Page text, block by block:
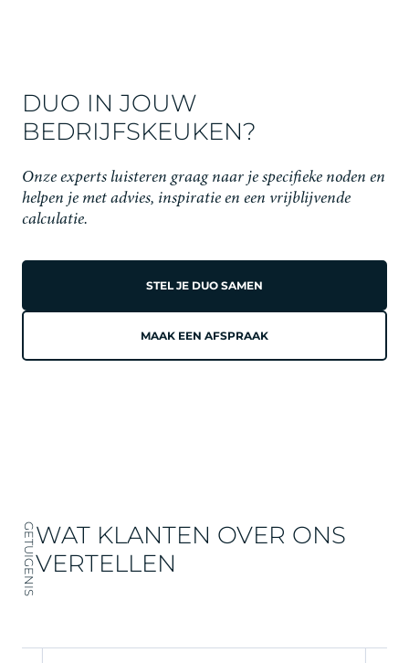
DUO IN JOUW
BEDRIJFSKEUKEN?
Onze experts luisteren graag naar je specifieke noden en
helpen je met advies, inspiratie en een vrijblijvende
calculatie.
STEL JE DUO SAMEN
MAAK EEN AFSPRAAK
GETUIGENISWAT KLANTEN OVER ONS
VERTELLEN